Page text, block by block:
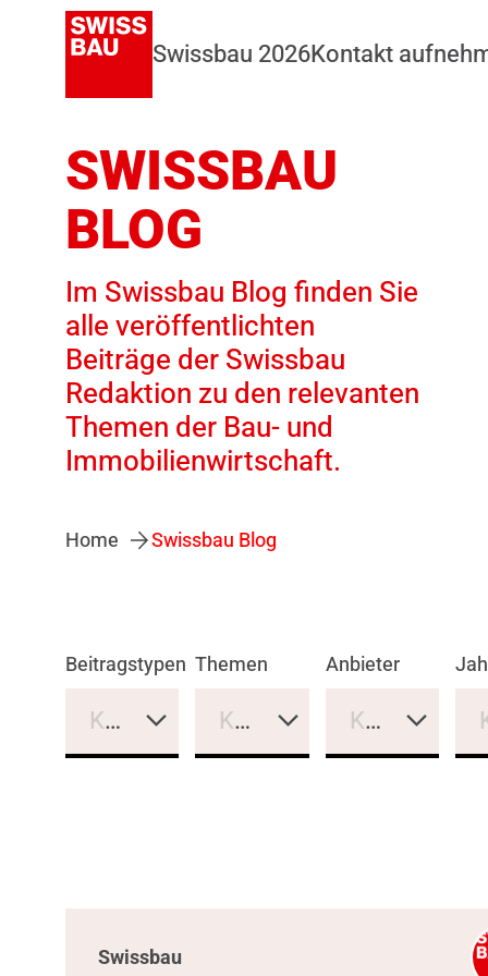
Swissbau 2026Kontakt
SWISSBAU
BLOG
Im Swissbau Blog finden Sie
alle veröffentlichten
Beiträge der Swissbau
Redaktion zu den relevanten
Themen der Bau- und
Immobilienwirtschaft.
Home Swissbau Blog
Beitragstypen
Keine Auswahl
Themen
Keine Auswahl
Anbieter
Keine
Swissbau